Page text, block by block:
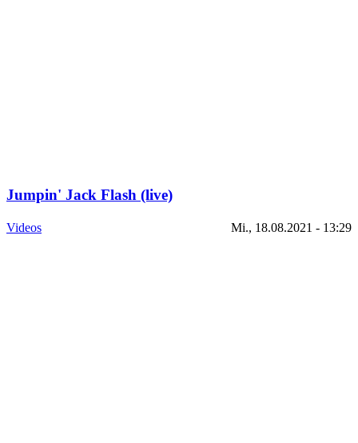
Jumpin' Jack Flash (live)
Videos Mi., 18.08.2021 - 13:29